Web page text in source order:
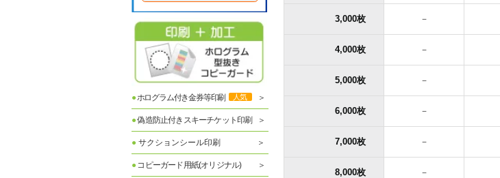
●ホログラム付き金券等印刷 人気
●偽造防止付きスキーチケット印刷
● サクションシール印刷
● コピーガード用紙(オリジナル)
3,000枚 －
4,000枚 －
5,000枚 －
6,000枚 －
7,000枚 －
8,000枚 －